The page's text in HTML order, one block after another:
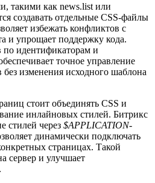
такими как news.list или
создавать отдельные CSS-файлы
избежать конфликтов с
и упрощает поддержку кода.
по идентификаторам и
точное управление
изменения исходного шаблона
стоит объединять CSS и
инлайновых стилей. Битрикс
стилей через $APPLICATION-
динамически подключать
страницах. Такой
сервер и улучшает